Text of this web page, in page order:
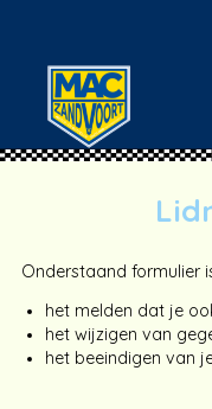
Onderstaand formulier
het melden dat je
het wijzigen van
het beeindigen van